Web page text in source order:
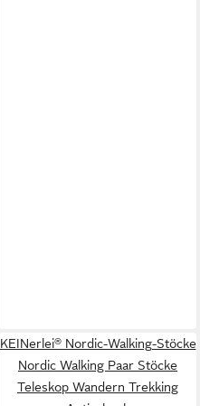
KEINerlei® Nordic-Walking-Stöcke
Nordic Walking Paar Stöcke
Teleskop Wandern Trekking